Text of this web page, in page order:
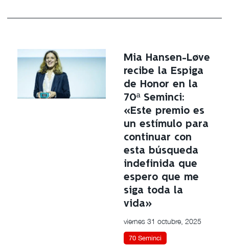
Mia Hansen-Løve
recibe la Espiga
de Honor en la
70ª Seminci:
«Este premio es
un estímulo para
continuar con
esta búsqueda
indefinida que
espero que me
siga toda la
vida»
viernes 31 octubre, 2025
70 Seminci